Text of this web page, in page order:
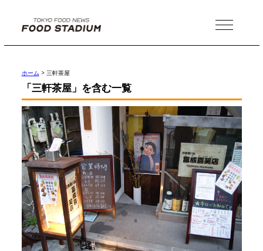
MENU
ホーム > 三軒茶屋
「三軒茶屋」を含む一覧